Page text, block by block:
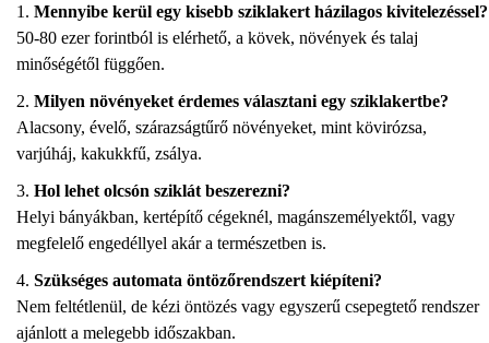
Mennyibe kerül egy kisebb sziklakert házilagos kivitelezéssel?
50-80 ezer forintból is elérhető, a kövek, növények és talaj
minőségétől függően.
Milyen növényeket érdemes választani egy sziklakertbe?
Alacsony, évelő, szárazságtűrő növényeket, mint kövirózsa,
varjúháj, kakukkfű, zsálya.
Hol lehet olcsón sziklát beszerezni?
Helyi bányákban, kertépítő cégeknél, magánszemélyektől, vagy
megfelelő engedéllyel akár a természetben is.
Szükséges automata öntözőrendszert kiépíteni?
Nem feltétlenül, de kézi öntözés vagy egyszerű csepegtető rendszer
ajánlott a melegebb időszakban.